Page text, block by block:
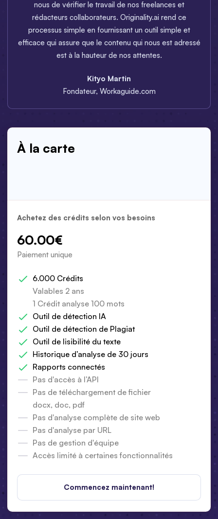
nous de vérifier le travail de nos freelances et
rédacteurs collaborateurs. Originality.ai rend ce
processus simple en fournissant un outil simple et
efficace qui assure que le contenu qui nous est adressé
est à la hauteur de nos attentes.
Kityo Martin
Fondateur, Workaguide.com
À la carte
Achetez des crédits selon vos besoins
60.00€
Paiement unique
6.000 Crédits
Valables 2 ans
1 Crédit analyse 100 mots
Outil de détection IA
Outil de détection de Plagiat
Outil de lisibilité du texte
Historique d’analyse de 30 jours
Rapports connectés
Pas d'accès à l’API
Pas de téléchargement de fichier
docx, doc, pdf
Pas d'analyse complète de site web
Pas d'analyse par URL
Pas de gestion d'équipe
Accès limité à certaines fonctionnalités
Commencez maintenant!